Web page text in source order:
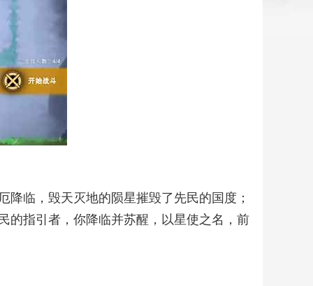
临，毁天灭地的陨星摧毁了先民的国度；
的指引者，你降临并苏醒，以星使之名，前